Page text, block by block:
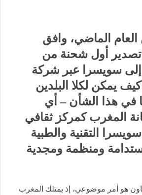
الماضي، وافق
أول شحنة من
إلى سويسرا عبر شركة
يمكن لكلا البلدين
في هذا الشأن – أي
المغرب كمركز ثقافي
التقنية والطبية
ومنظمة ومجدية
هو أمر موضوعي، إذ يمتلك المغرب